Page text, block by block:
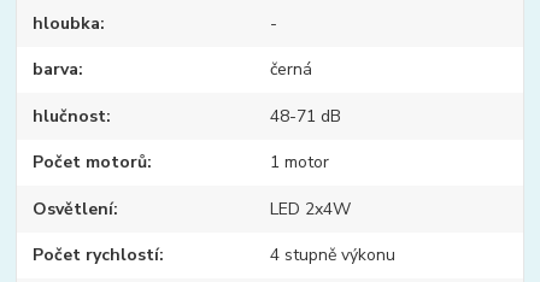
hloubka -
barva černá
hlučnost 48-71 dB
Počet motorů 1 motor
Osvětlení LED 2x4W
Počet rychlostí 4 stupně výkonu